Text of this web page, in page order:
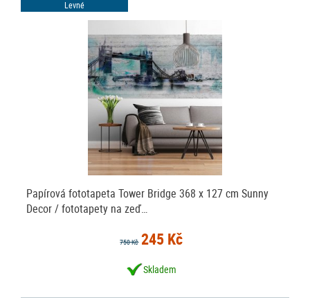
Levné
Papírová fototapeta Tower Bridge 368 x 127 cm Sunny
Decor / fototapety na zeď…
750 Kč 245 Kč
Skladem